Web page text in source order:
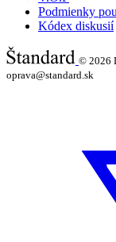
Podmienky
Kódex diskusií
© 2026
oprava@standard.sk